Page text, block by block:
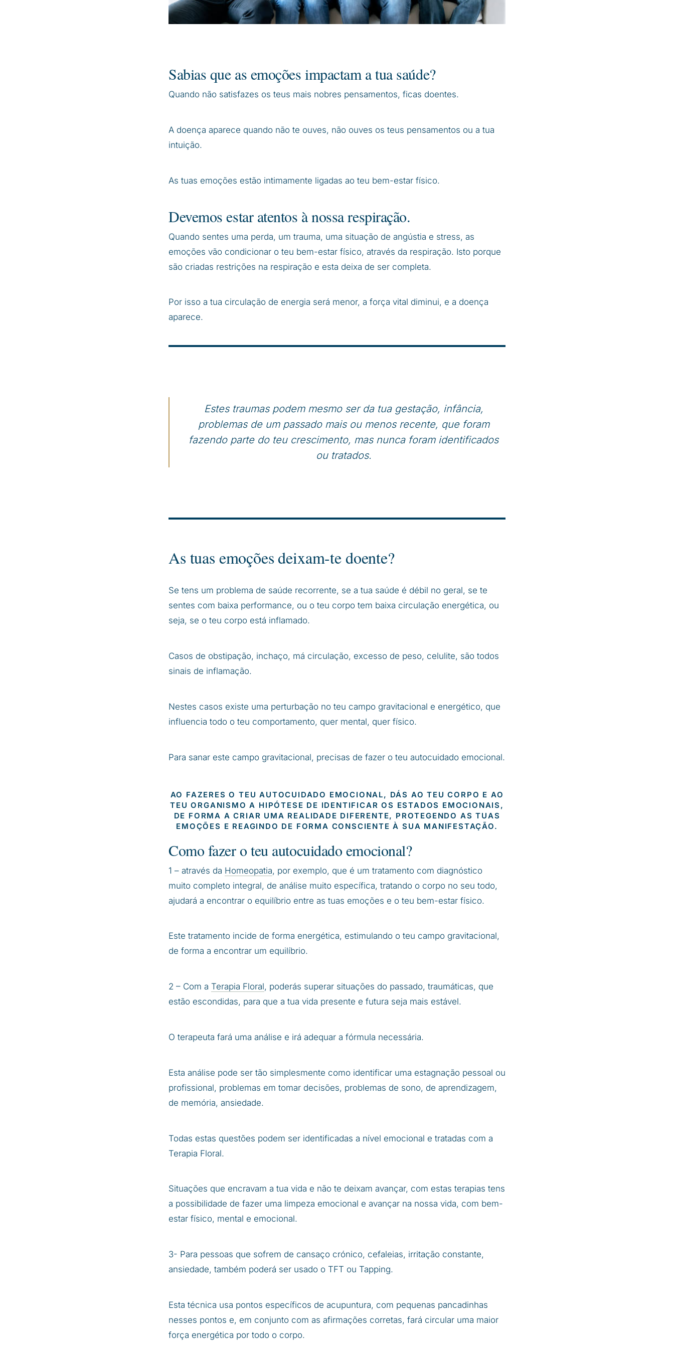
Sabias que as emoções impactam a tua saúde?
Quando não satisfazes os teus mais nobres pensamentos, ficas doentes.
A doença aparece quando não te ouves, não ouves os teus pensamentos ou a tua
intuição.
As tuas emoções estão intimamente ligadas ao teu bem-estar físico.
Devemos estar atentos à nossa respiração.
Quando sentes uma perda, um trauma, uma situação de angústia e stress, as
emoções vão condicionar o teu bem-estar físico, através da respiração. Isto porque
são criadas restrições na respiração e esta deixa de ser completa.
Por isso a tua circulação de energia será menor, a força vital diminui, e a doença
aparece.
Estes traumas podem mesmo ser da tua gestação, infância,
problemas de um passado mais ou menos recente, que foram
fazendo parte do teu crescimento, mas nunca foram identificados
ou tratados.
As tuas emoções deixam-te doente?
Se tens um problema de saúde recorrente, se a tua saúde é débil no geral, se te
sentes com baixa performance, ou o teu corpo tem baixa circulação energética, ou
seja, se o teu corpo está inflamado.
Casos de obstipação, inchaço, má circulação, excesso de peso, celulite, são todos
sinais de inflamação.
Nestes casos existe uma perturbação no teu campo gravitacional e energético, que
influencia todo o teu comportamento, quer mental, quer físico.
Para sanar este campo gravitacional, precisas de fazer o teu autocuidado emocional.
AO FAZERES O TEU AUTOCUIDADO EMOCIONAL, DÁS AO TEU CORPO E AO
TEU ORGANISMO A HIPÓTESE DE IDENTIFICAR OS ESTADOS EMOCIONAIS,
DE FORMA A CRIAR UMA REALIDADE DIFERENTE, PROTEGENDO AS TUAS
EMOÇÕES E REAGINDO DE FORMA CONSCIENTE À SUA MANIFESTAÇÃO.
Como fazer o teu autocuidado emocional?
1 – através da Homeopatia, por exemplo, que é um tratamento com diagnóstico
muito completo integral, de análise muito específica, tratando o corpo no seu todo,
ajudará a encontrar o equilíbrio entre as tuas emoções e o teu bem-estar físico.
Este tratamento incide de forma energética, estimulando o teu campo gravitacional,
de forma a encontrar um equilíbrio.
2 – Com a Terapia Floral, poderás superar situações do passado, traumáticas, que
estão escondidas, para que a tua vida presente e futura seja mais estável.
O terapeuta fará uma análise e irá adequar a fórmula necessária.
Esta análise pode ser tão simplesmente como identificar uma estagnação pessoal ou
profissional, problemas em tomar decisões, problemas de sono, de aprendizagem,
de memória, ansiedade.
Todas estas questões podem ser identificadas a nível emocional e tratadas com a
Terapia Floral.
Situações que encravam a tua vida e não te deixam avançar, com estas terapias tens
a possibilidade de fazer uma limpeza emocional e avançar na nossa vida, com bem-
estar físico, mental e emocional.
3- Para pessoas que sofrem de cansaço crónico, cefaleias, irritação constante,
ansiedade, também poderá ser usado o TFT ou Tapping.
Esta técnica usa pontos específicos de acupuntura, com pequenas pancadinhas
nesses pontos e, em conjunto com as afirmações corretas, fará circular uma maior
força energética por todo o corpo.